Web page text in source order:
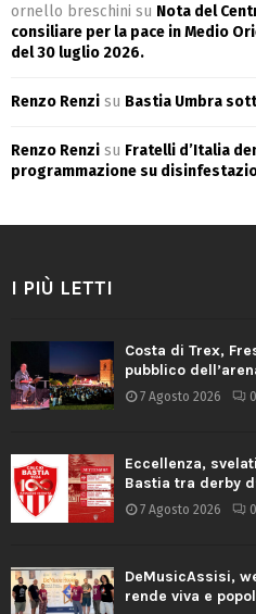
ornello breschini su Nota del
consiliare per la pace in Medio
del 30 luglio 2026.
Renzo Renzi su Bastia Umbra
Renzo Renzi su Fratelli d’Italia
programmazione su
I PIÙ LETTI
Costa di Trex,
pubblico
7 Agosto 2026 0
Eccellenza,
Bastia tra derby
7 Agosto 2026 0
DeMusicAssisi,
rende viva e